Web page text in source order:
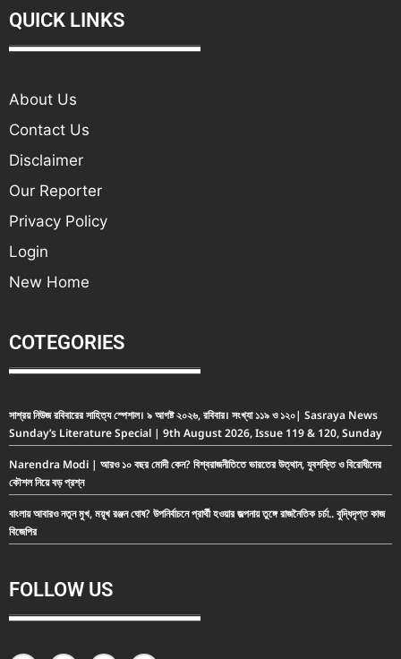
QUICK LINKS
About Us
Contact Us
Disclaimer
Our Reporter
Privacy Policy
Login
New Home
COTEGORIES
সাশ্রয় নিউজ রবিবারের সাহিত্য স্পেশাল। ৯ আগষ্ট ২০২৬, রবিবার। সংখ্যা ১১৯ ও ১২০| Sasraya News
Sunday’s Literature Special | 9th August 2026, Issue 119 & 120, Sunday
Narendra Modi | আরও ১০ বছর মোদী কেন? বিশ্বরাজনীতিতে ভারতের উত্থান, যুবশক্তি ও বিরোধীদের
কৌশল নিয়ে বড় প্রশ্ন
বাংলায় আবারও নতুন মুখ, ময়ূখ রঞ্জন ঘোষ? উপনির্বাচনে প্রার্থী হওয়ার জল্পনায় তুঙ্গে রাজনৈতিক চর্চা.. বুদ্ধিদৃপ্ত কাজ
বিজেপির
FOLLOW US